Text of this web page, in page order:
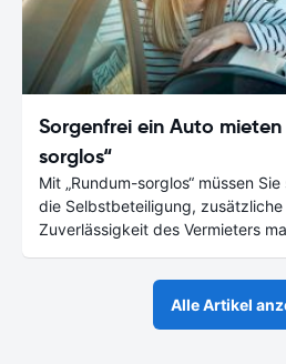
Sorgenfrei ein Auto
sorglos“
Mit „Rundum-sorglos“ müssen
die Selbstbeteiligung,
Zuverlässigkeit des Vermieters
Alle Artikel